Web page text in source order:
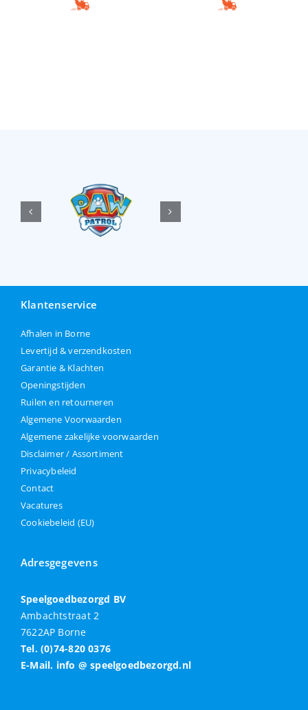
Klantenservice
Afhalen in Borne
Levertijd & verzendkosten
Garantie & Klachten
Openingstijden
Ruilen en retourneren
Algemene Voorwaarden
Algemene zakelijke voorwaarden
Disclaimer / Assortiment
Privacybeleid
Contact
Vacatures
Cookiebeleid (EU)
Adresgegevens
Speelgoedbezorgd BV
Ambachtstraat 2
7622AP Borne
Tel. (0)74-820 0376
E-Mail. info @ speelgoedbezorgd.nl